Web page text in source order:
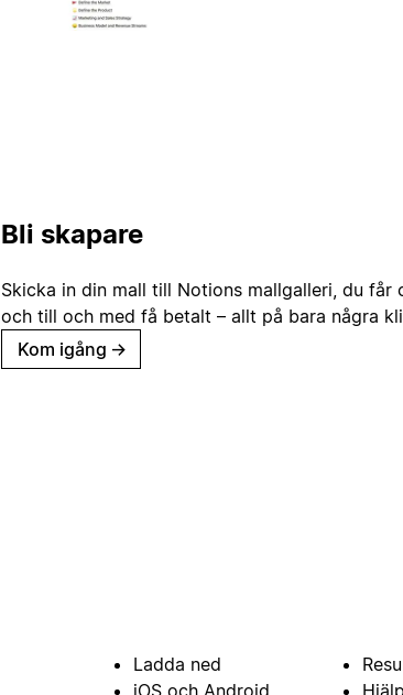
Bli skapare
Skicka in din mall till Notions mallgalleri, du får
och till och med få betalt – allt på bara några
Kom igång →
Ladda ned